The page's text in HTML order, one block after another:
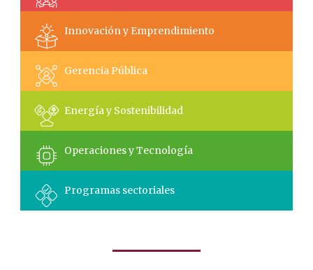
Innovación y Emprendimiento
Gerencia Pública
Energía y Sostenibilidad
Operaciones y Tecnología
Programas sectoriales